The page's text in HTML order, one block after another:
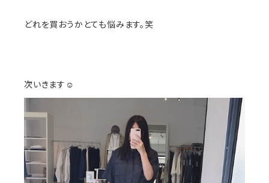
どれを買おうかとても悩みます。笑
次いきます☺︎